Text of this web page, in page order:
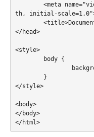
th, initial-
</head>
<style>
</style>
<body>
</body>
</html>